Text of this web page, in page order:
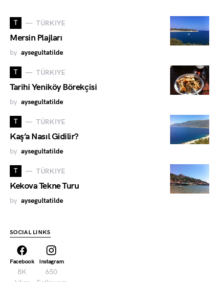
T TÜRKIYE
Mersin Plajları
by aysegultatilde
T TÜRKIYE
Tarihi Yeniköy Börekçisi
by aysegultatilde
T TÜRKIYE
Kaş’a Nasıl Gidilir?
by aysegultatilde
T TÜRKIYE
Kekova Tekne Turu
by aysegultatilde
SOCIAL LINKS
Facebook
8K
Instagram
650